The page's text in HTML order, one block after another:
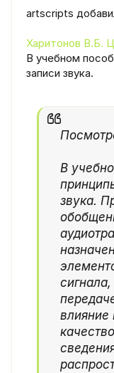
artscripts
Харитонов В.Б.
В учебном
записи звука.
В
звука.
влияние